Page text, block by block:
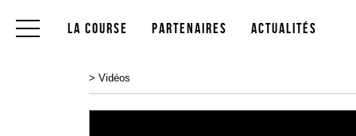
La Course Partenaires Actualités
> Vidéos